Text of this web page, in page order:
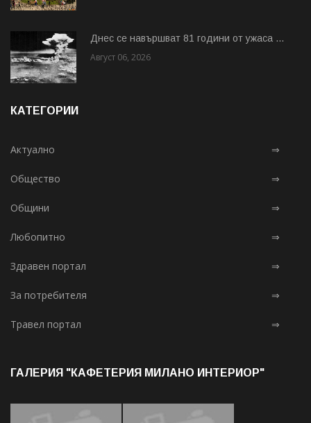
Днес се навършват 81 години от ужаса ...
Август 06, 2026
КАТЕГОРИИ
Актуално ⇒
Общество ⇒
Общини ⇒
Любопитно ⇒
Здравен портал ⇒
За потребителя ⇒
Травел портал ⇒
ГАЛЕРИЯ "КАФЕТЕРИЯ МИЛАНО ИНТЕРИОР"